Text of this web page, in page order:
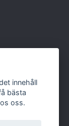
innehåll
bästa
oss.